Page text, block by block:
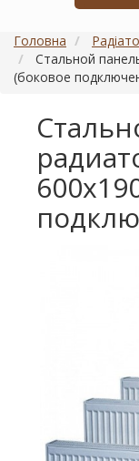
Головна
Стальной
(боковое